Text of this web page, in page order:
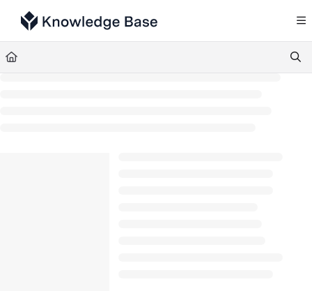
Documentation Index
Fetch the complete documentation index at:
Use this file to discover all available pages before exploring further.